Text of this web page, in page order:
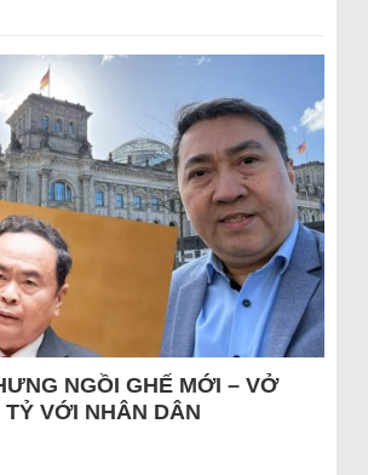
NGỒI GHẾ MỚI – VỞ
TỶ VỚI NHÂN DÂN